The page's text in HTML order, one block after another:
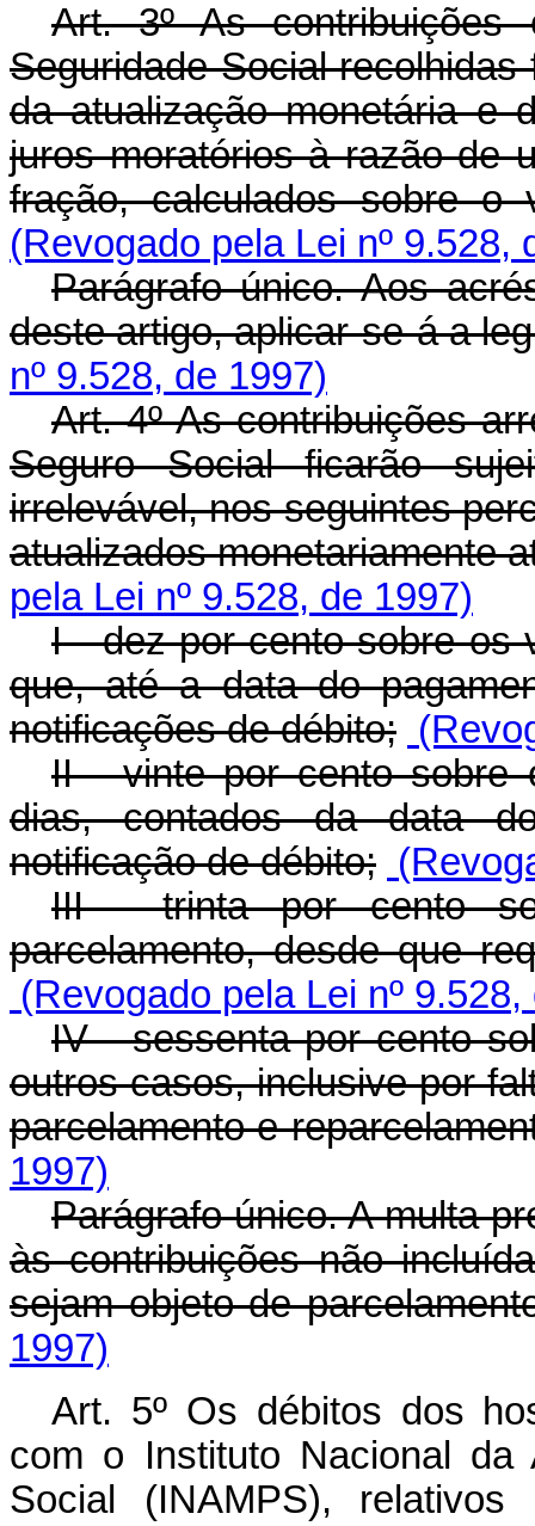
Art. 3º As contribuições
Seguridade Social
da atualização monetária e
juros moratórios à razão de
fração, calculados sobre o
(Revogado pela Lei nº 9.528,
Parágrafo único. Aos
deste artigo, aplicar-se-á a
nº 9.528, de 1997)
Art. 4º As contribuições
Seguro Social ficarão
irrelevável, nos seguintes
atualizados monetariamente
pela Lei nº 9.528, de 1997)
I - dez por cento sobre os
que, até a data do
notificações de débito;
II - vinte por cento sobre
dias, contados da data
notificação de débito;
III - trinta por cento
parcelamento, desde que
(Revogado pela Lei nº
IV - sessenta por cento
outros casos, inclusive por
parcelamento e
1997)
Parágrafo único. A multa
às contribuições não
sejam objeto de
1997)
Art. 5º Os débitos dos
com o Instituto Nacional da
Social (INAMPS),